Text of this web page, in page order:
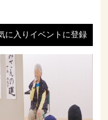
に入りイベントに登録